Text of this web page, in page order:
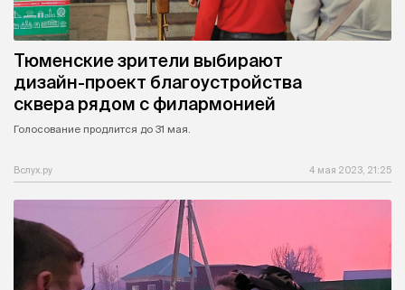
Тюменские зрители выбирают
дизайн-проект благоустройства
сквера рядом с филармонией
Голосование продлится до 31 мая.
Вслух.ру 4 мая 2023, 21:25